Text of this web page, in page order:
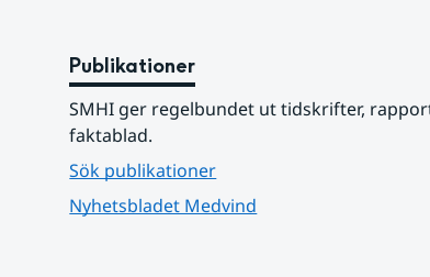
Publikationer
SMHI ger regelbundet ut tidskrifter,
faktablad.
Sök publikationer
Nyhetsbladet Medvind